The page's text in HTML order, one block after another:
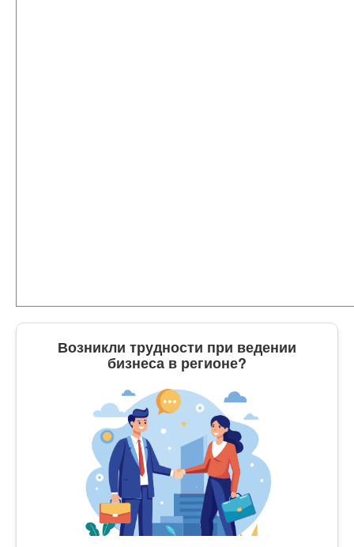
Возникли трудности при ведении
бизнеса в регионе?